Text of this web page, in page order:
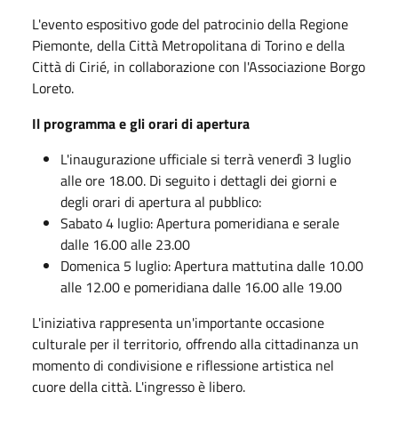
L'evento espositivo gode del patrocinio della Regione
Piemonte, della Città Metropolitana di Torino e della
Città di Cirié, in collaborazione con l'Associazione Borgo
Loreto.
Il programma e gli orari di apertura
L'inaugurazione ufficiale si terrà venerdì 3 luglio
alle ore 18.00. Di seguito i dettagli dei giorni e
degli orari di apertura al pubblico:
Sabato 4 luglio: Apertura pomeridiana e serale
dalle 16.00 alle 23.00
Domenica 5 luglio: Apertura mattutina dalle 10.00
alle 12.00 e pomeridiana dalle 16.00 alle 19.00
L'iniziativa rappresenta un'importante occasione
culturale per il territorio, offrendo alla cittadinanza un
momento di condivisione e riflessione artistica nel
cuore della città. L'ingresso è libero.